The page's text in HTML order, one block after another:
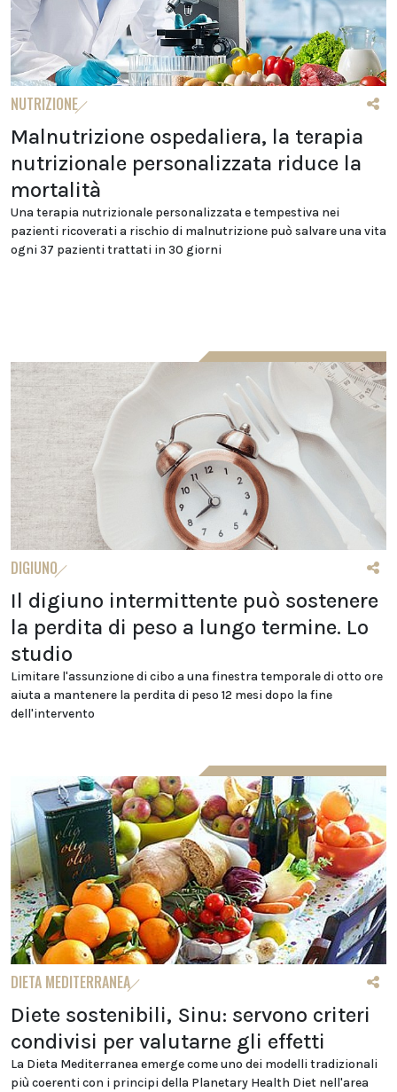
NUTRIZIONE
Malnutrizione ospedaliera, la terapia
nutrizionale personalizzata riduce la
mortalità
Una terapia nutrizionale personalizzata e tempestiva nei
pazienti ricoverati a rischio di malnutrizione può salvare una vita
ogni 37 pazienti trattati in 30 giorni
DIGIUNO
Il digiuno intermittente può sostenere
la perdita di peso a lungo termine. Lo
studio
Limitare l'assunzione di cibo a una finestra temporale di otto ore
aiuta a mantenere la perdita di peso 12 mesi dopo la fine
dell'intervento
DIETA MEDITERRANEA
Diete sostenibili, Sinu: servono criteri
condivisi per valutarne gli effetti
La Dieta Mediterranea emerge come uno dei modelli tradizionali
più coerenti con i principi della Planetary Health Diet nell'area